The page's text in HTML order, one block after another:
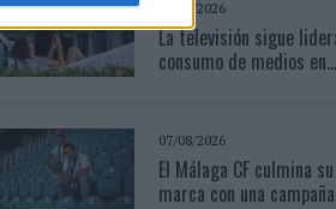
06/08/2026
La televisión sigue
consumo de medios en...
07/08/2026
El Málaga CF culmina
marca con una